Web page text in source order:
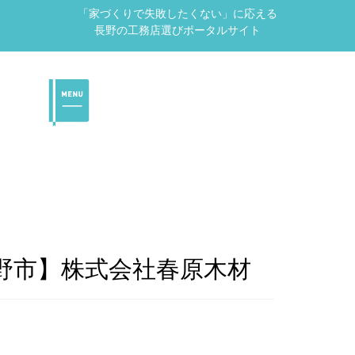
「家づくりで失敗したくない」に応える
長野の工務店選びポータルサイト
市】株式会社春原木材